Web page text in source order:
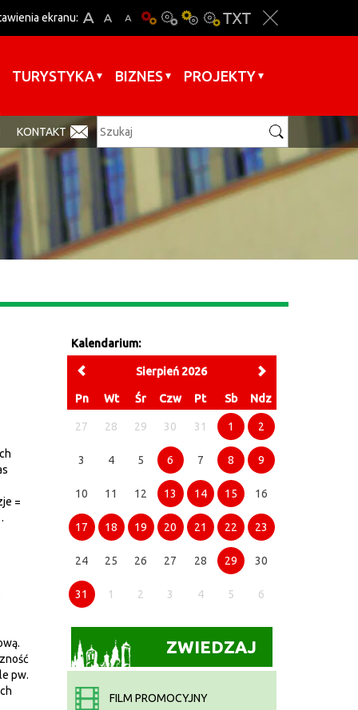
ekranu:
TURYSTYKA BIZNES PROJEKTY
KONTAKT
=
pw.
Kalendarium:
Sierpień 2026
Pn Wt Śr Czw Pt Sb Ndz
27 28 29 30 31 1 2
3 4 5 6 7 8 9
10 11 12 13 14 15 16
17 18 19 20 21 22 23
24 25 26 27 28 29 30
31 1 2 3 4 5 6
ZWIEDZAJ
FILM PROMOCYJNY